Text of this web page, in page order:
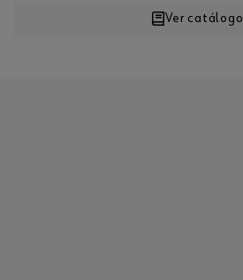
Ver catálogo